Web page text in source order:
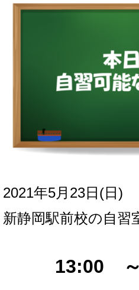
2021年5月23日(日)
新静岡駅前校の自習
13:00